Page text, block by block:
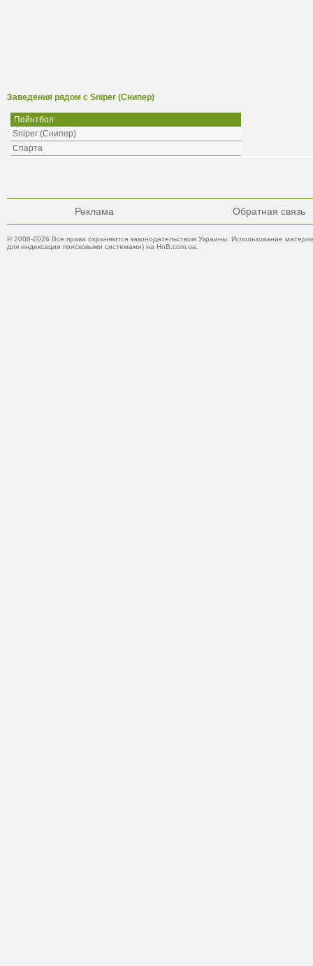
Заведения рядом с Sniper (Снипер)
Пейнтбол
Sniper (Снипер)
Спарта
Реклама Обратная связь
© 2008-2026 Все права охраняются законодательством Украины. Использование
для индексации поисковыми системами) на HnB.com.ua.